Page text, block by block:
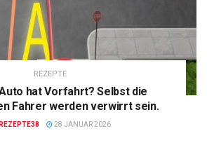
REZEPTE
hat Vorfahrt? Selbst die
Fahrer werden verwirrt sein.
REZEPTE38 28 JANUAR 2026